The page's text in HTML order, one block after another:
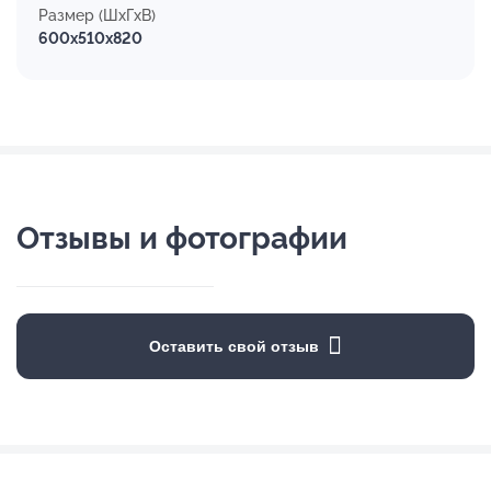
Размер (ШхГхВ)
600x510x820
Отзывы и фотографии
Оставить свой отзыв